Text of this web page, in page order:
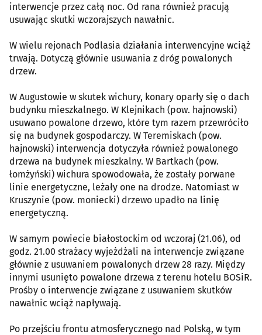
interwencje przez całą noc. Od rana również pracują
usuwając skutki wczorajszych nawałnic.
W wielu rejonach Podlasia działania interwencyjne wciąż
trwają. Dotyczą głównie usuwania z dróg powalonych
drzew.
W Augustowie w skutek wichury, konary oparły się o dach
budynku mieszkalnego. W Klejnikach (pow. hajnowski)
usuwano powalone drzewo, które tym razem przewróciło
się na budynek gospodarczy. W Teremiskach (pow.
hajnowski) interwencja dotyczyła również powalonego
drzewa na budynek mieszkalny. W Bartkach (pow.
łomżyński) wichura spowodowała, że zostały porwane
linie energetyczne, leżały one na drodze. Natomiast w
Kruszynie (pow. moniecki) drzewo upadło na linię
energetyczną.
W samym powiecie białostockim od wczoraj (21.06), od
godz. 21.00 strażacy wyjeżdżali na interwencje związane
głównie z usuwaniem powalonych drzew 28 razy. Między
innymi usunięto powalone drzewa z terenu hotelu BOSiR.
Prośby o interwencje związane z usuwaniem skutków
nawałnic wciąż napływają.
Po przejściu frontu atmosferycznego nad Polską, w tym